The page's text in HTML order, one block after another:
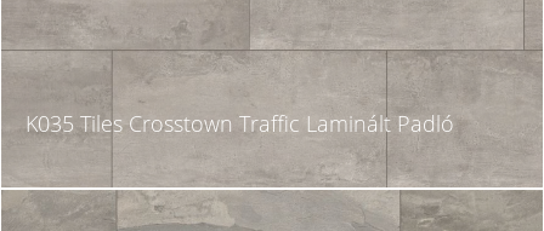
K035 Tiles Crosstown Traffic Laminált Padló